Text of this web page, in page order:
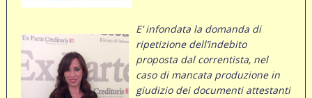
E’ infondata la domanda di
ripetizione dell’indebito
proposta dal correntista, nel
caso di mancata produzione in
giudizio dei documenti attestanti